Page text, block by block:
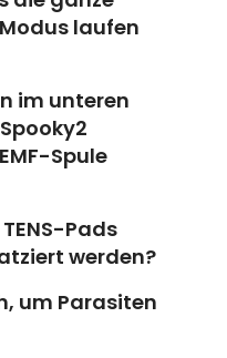
laufen
im unteren
Spule
Pads
werden?
um Parasiten